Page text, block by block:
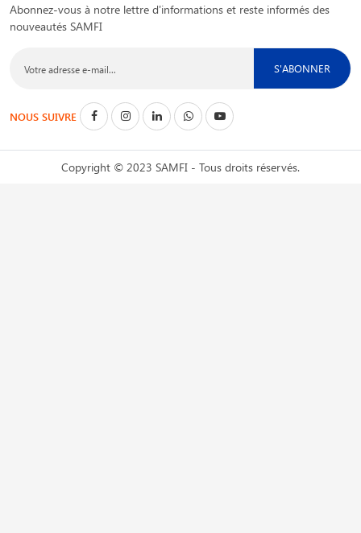
Abonnez-vous à notre lettre d'informations et reste informés des
nouveautés SAMFI
S'ABONNER
NOUS SUIVRE
Copyright © 2023 SAMFI - Tous droits réservés.